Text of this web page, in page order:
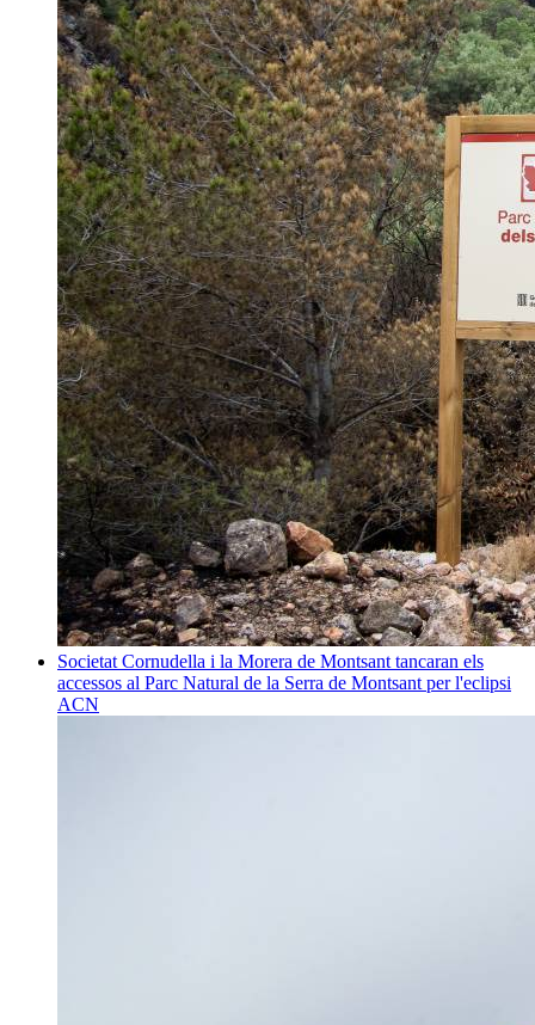
Societat Cornudella i la Morera de Montsant tancaran els
accessos al Parc Natural de la Serra de Montsant per l'eclipsi
ACN